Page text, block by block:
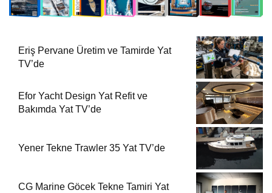
Eriş Pervane Üretim ve Tamirde Yat
TV’de
Efor Yacht Design Yat Refit ve
Bakımda Yat TV’de
Yener Tekne Trawler 35 Yat TV’de
CG Marine Göcek Tekne Tamiri Yat